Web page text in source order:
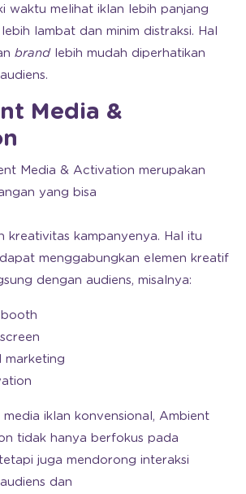
waktu melihat iklan lebih panjang
lambat dan minim distraksi. Hal
brandlebih mudah diperhatikan
Media &
Media & Activation merupakan
yang bisa
kreativitas kampanyenya. Hal itu
menggabungkan elemen kreatif
dengan audiens, misalnya:
marketing
iklan konvensional, Ambient
tidak hanya berfokus pada
juga mendorong interaksi
dan